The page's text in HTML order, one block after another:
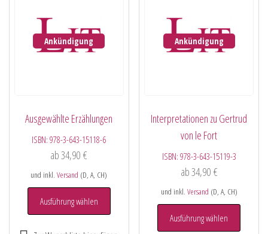
Ankündigung
Ausgewählte Erzählungen
ISBN:978-3-643-15118-6
ab34,90€
und inkl.Versand (D, A, CH)
Ausführung wählen
Ankündigung
Interpretationen zu Gertrud
von le Fort
ISBN: 978-3-643-15119-3
ab34,90 €
und inkl. Versand (D, A, CH)
Ausführung wählen